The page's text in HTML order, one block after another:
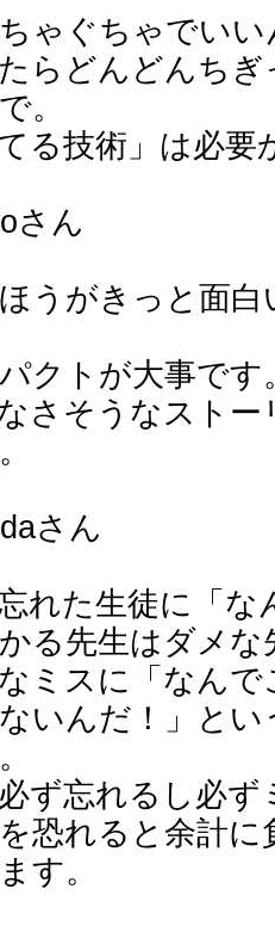
ゃぐちゃでい
らどんどんち
。
てる技術」は必
さん
うがきっと面
クトが大事です
さそうなスト
さん
れた生徒に「な
る先生はダメな
ミスに「なん
いんだ！」と
ず忘れるし必
恐れると余計
す。